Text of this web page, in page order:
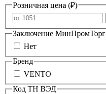
Розничная цена (₽)
Заключение МинПромТорг
Нет
Бренд
VENTO
Код ТН ВЭД